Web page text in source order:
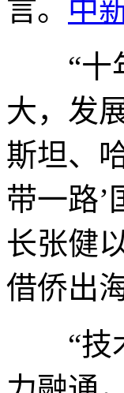
言。 中
“十年
大，发
斯坦、
带一路
长张健
借侨出
“技术